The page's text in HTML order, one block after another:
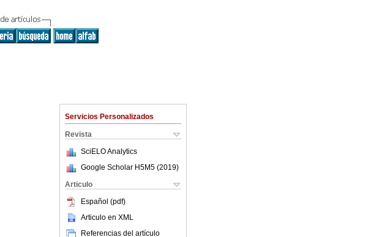
Servicios Personalizados
Revista
SciELO Analytics
Google Scholar H5M5 (2019)
Articulo
Español (pdf)
Articulo en XML
Referencias del artículo